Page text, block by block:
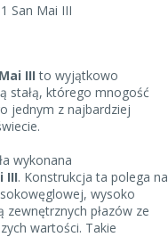
San Mai III
IIIto wyjątkowo
stałą, którego mnogość
jednym z najbardziej
wykonana
III. Konstrukcja ta polega na
wysoko
zewnętrznych płazów ze
wartości. Takie